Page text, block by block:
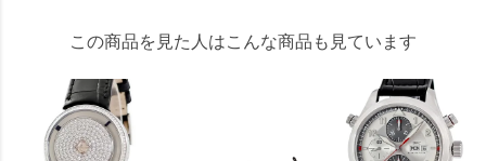
この商品を見た人はこんな商品も見ています